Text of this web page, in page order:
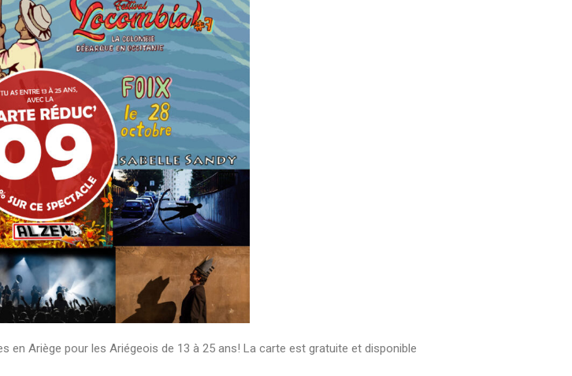
en Ariège pour les Ariégeois de 13 à 25 ans! La carte est gratuite et disponible